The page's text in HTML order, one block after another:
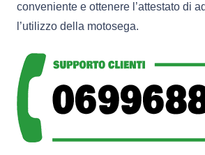
conveniente e ottenere l’attestato di
l’utilizzo della motosega.